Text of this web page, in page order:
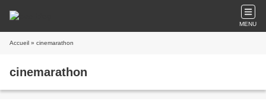
MENU
Accueil » cinemarathon
cinemarathon